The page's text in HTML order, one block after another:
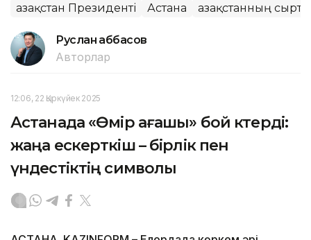
Қазақстан Президенті Астана Қазақстанның
Руслан Ғаббасов
Авторлар
12:06, 22 Қыркүйек 2025
Астанада «Өмір ағашы» бой көтерді:
жаңа ескерткіш – бірлік пен
үндестіктің символы